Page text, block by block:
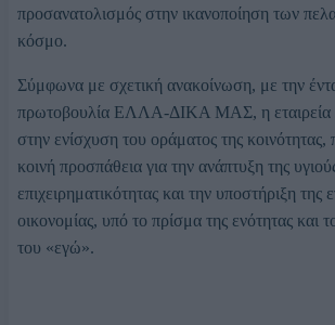
προσανατολισμός στην ικανοποίηση των
κόσμο.
Σύμφωνα με σχετική ανακοίνωση, με την
πρωτοβουλία ΕΛΛΑ-ΔΙΚΑ ΜΑΣ, η εταιρεία
στην ενίσχυση του οράματος της κοινότητας,
κοινή προσπάθεια για την ανάπτυξη της
επιχειρηματικότητας και την υποστήριξη της
οικονομίας, υπό το πρίσμα της ενότητας και
του «εγώ».